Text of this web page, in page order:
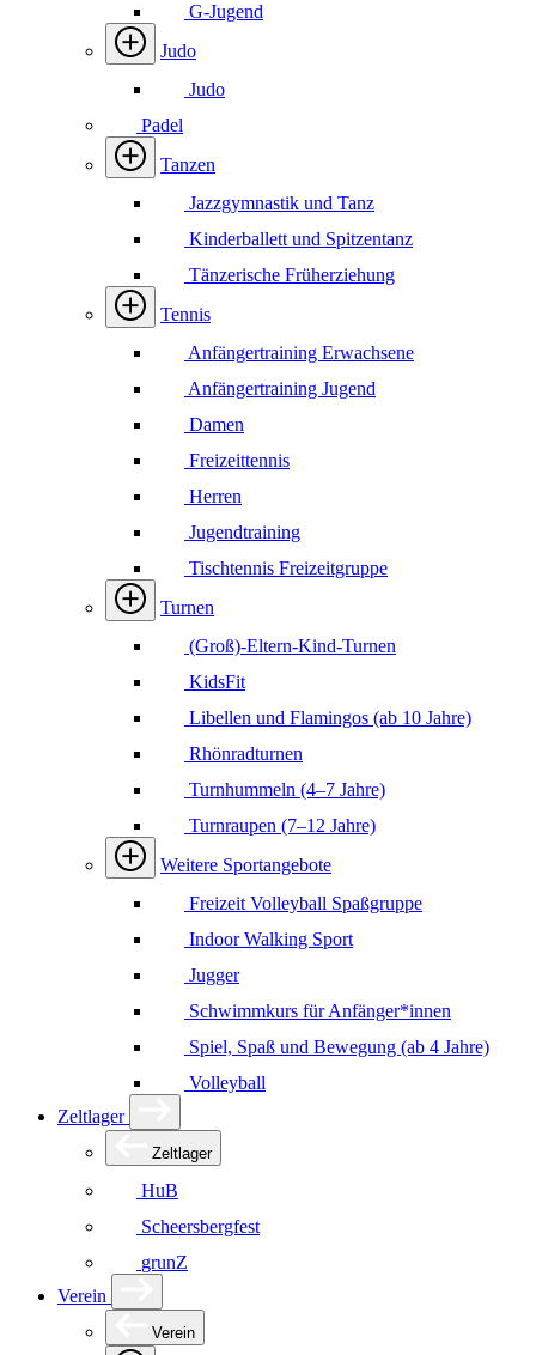
G-Jugend
Judo
Judo
Padel
Tanzen
Jazzgymnastik und Tanz
Kinderballett und Spitzentanz
Tänzerische Früherziehung
Tennis
Anfängertraining Erwachsene
Anfängertraining Jugend
Damen
Freizeittennis
Herren
Jugendtraining
Tischtennis Freizeitgruppe
Turnen
(Groß)-Eltern-Kind-Turnen
KidsFit
Libellen und Flamingos (ab 10 Jahre)
Rhönradturnen
Turnhummeln (4–7 Jahre)
Turnraupen (7–12 Jahre)
Weitere Sportangebote
Freizeit Volleyball Spaßgruppe
Indoor Walking Sport
Jugger
Schwimmkurs für Anfänger*innen
Spiel, Spaß und Bewegung (ab 4 Jahre)
Volleyball
Zeltlager
Zeltlager
HuB
Scheersbergfest
grunZ
Verein
Verein